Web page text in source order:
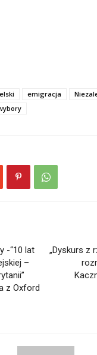
emigracja
-“10 lat
–
z Oxford
„Dyskurs z